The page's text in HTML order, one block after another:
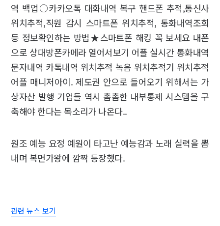
역 백업○카카오톡 대화내역 복구 핸드폰 추적,통신사
위치추적,직원 감시 스마트폰 위치추적, 통화내역조회
등 정보확인하는 방법★스마트폰 해킹 꼭 보세요 내폰
으로 상대방폰카메라 열어서보기 어플 실시간 통화내역
문자내역 카톡내역 위치추적 녹음 위치추적기 위치추적
어플 매니저아이. 제도권 안으로 들어오기 위해서는 가
상자산 발행 기업들 역시 촘촘한 내부통제 시스템을 구
축해야 한다는 목소리가 나온다..
원조 예능 요정 예원이 타고난 예능감과 노래 실력을 뽐
내며 복면가왕에 깜짝 등장했다.
관련 뉴스 보기